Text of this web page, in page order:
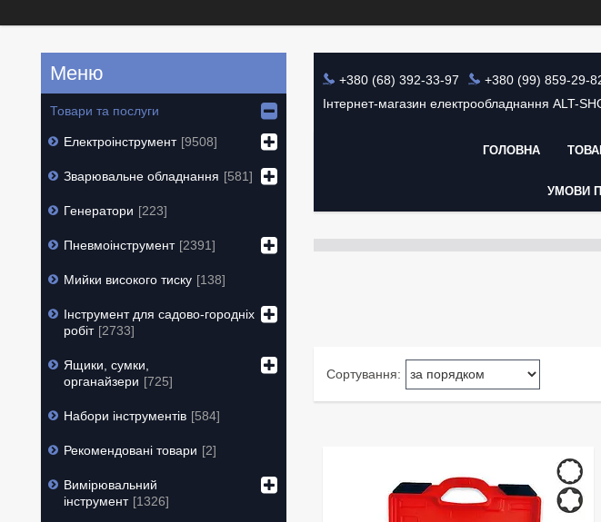
+380 (68) 392-33-97
+380 (99) 859-29-
Інтернет-магазин електрообладнання ALT-
ГОЛОВНА
УМОВИ
Товари та послуги
Електроінструмент 9508
Зварювальне обладнання 581
Генератори 223
Пневмоінструмент 2391
Мийки високого тиску 138
Інструмент для садово-городніх
робіт 2733
Ящики, сумки,
органайзери
725
Набори інструментів 584
Рекомендовані товари 2
Вимірювальний
інструмент
1326